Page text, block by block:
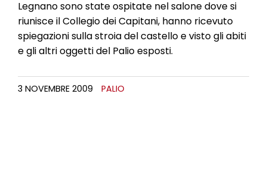
Legnano sono state ospitate nel salone dove si
riunisce il Collegio dei Capitani, hanno ricevuto
spiegazioni sulla stroia del castello e visto gli abiti
e gli altri oggetti del Palio esposti.
3 NOVEMBRE 2009 PALIO